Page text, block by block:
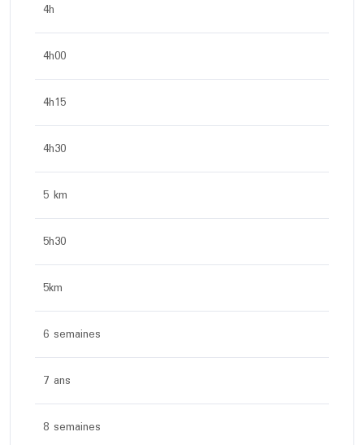
4h
4h00
4h15
4h30
5 km
5h30
5km
6 semaines
7 ans
8 semaines